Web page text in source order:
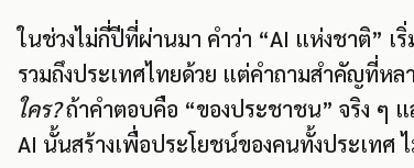
ในช่วงไม่กี่ปีที่ผ่านมา คำว่า “AI แห่งชาติ”
รวมถึงประเทศไทยด้วย แต่คำถามสำคัญที่หล
ใคร?ถ้าคำตอบคือ “ของประชาชน” จริง ๆ แ
AI นั้นสร้างเพื่อประโยชน์ของคนทั้งประเทศ